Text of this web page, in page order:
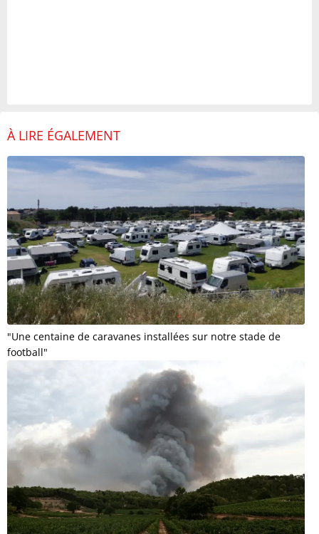
À LIRE ÉGALEMENT
"Une centaine de caravanes installées sur notre stade de
football"